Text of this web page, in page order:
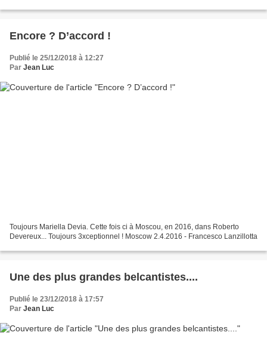
Encore ? D’accord !
Publié le 25/12/2018 à 12:27
Par Jean Luc
Toujours Mariella Devia. Cette fois ci à Moscou, en 2016, dans Roberto
Devereux... Toujours 3xceptionnel ! Moscow 2.4.2016 - Francesco Lanzillotta
Une des plus grandes belcantistes....
Publié le 23/12/2018 à 17:57
Par Jean Luc